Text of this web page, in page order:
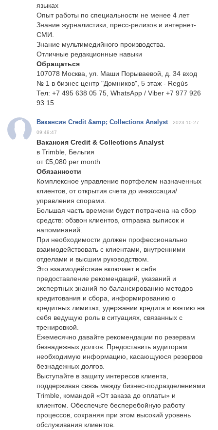
языках
Опыт работы по специальности не менее 4 лет
Знание журналистики, пресс-релизов и интернет-
СМИ.
Знание мультимедийного производства.
Отличные редакционные навыки
Обращаться
107078 Москва, ул. Маши Порываевой, д. 34 вход
№ 1 в бизнес центр "Домников", 5 этаж - Regús
Тел: +7 495 638 05 75, WhatsApp / Viber +7 977 926
93 15
Вакансия Credit &amp; Collections Analyst
2023-10-27
09:49:47
Вакансия Credit & Collections Analyst
в Trimble, Бельгия
от €5,080 per month
Обязанности
Комплексное управление портфелем назначенных
клиентов, от открытия счета до инкассации/
управления спорами.
Большая часть времени будет потрачена на сбор
средств: обзвон клиентов, отправка выписок и
напоминаний.
При необходимости должен профессионально
взаимодействовать с клиентами, внутренними
отделами и высшим руководством.
Это взаимодействие включает в себя
предоставление рекомендаций, указаний и
экспертных знаний по балансированию методов
кредитования и сбора, информированию о
кредитных лимитах, удержании кредита и взятию на
себя ведущую роль в ситуациях, связанных с
тренировкой.
Ежемесячно давайте рекомендации по резервам
безнадежных долгов. Предоставить аудиторам
необходимую информацию, касающуюся резервов
безнадежных долгов.
Выступайте в защиту интересов клиента,
поддерживая связь между бизнес-подразделениями
Trimble, командой «От заказа до оплаты» и
клиентом. Обеспечьте бесперебойную работу
процессов, сохраняя при этом высокий уровень
обслуживания клиентов.